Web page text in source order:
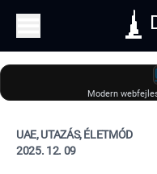
Modern
UAE, UTAZÁS, ÉLETMÓD
2025. 12. 09